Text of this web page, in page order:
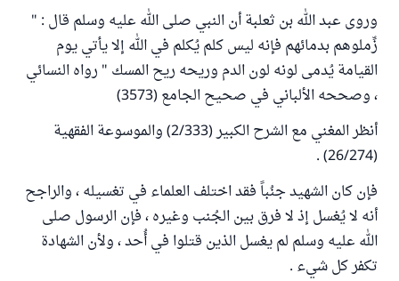
وروى عبد الله بن ثعلبة أن النبي صلى الله عليه وسلم قال : "
زِّملوهم بدمائهم فإنه ليس كلم يُكلم في الله إلا يأتي يوم
القيامة يُدمى لونه لون الدم وريحه ريح المسك " رواه النسائي
، وصححه الألباني في صحيح الجامع (3573)
أنظر المغني مع الشرح الكبير (2/333) والموسوعة الفقهية
(26/274) .
فإن كان الشهيد جنُباً فقد اختلف العلماء في تغسيله ، والراجح
أنه لا يُغسل إذ لا فرق بين الجُنب وغيره ، فإن الرسول صلى
الله عليه وسلم لم يغسل الذين قتلوا في أُحد ، ولأن الشهادة
تكفر كل شيء .